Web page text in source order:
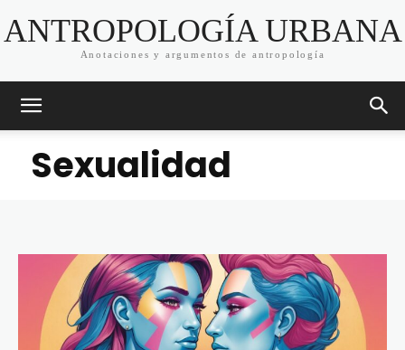
ANTROPOLOGÍA URBANA
Anotaciones y argumentos de antropología
Sexualidad